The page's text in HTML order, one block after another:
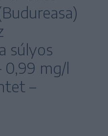
súlyos
0,99 mg/l
–